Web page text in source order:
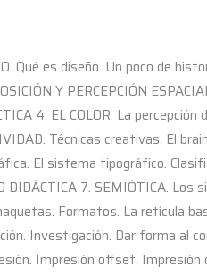
Qué es diseño. Un poco de
Y PERCEPCIÓN
4. EL COLOR. La
Técnicas creativas. El
El sistema tipográfico.
7. SEMIÓTICA. Los
Formatos. La retícula
Investigación. Dar forma al
Impresión offset. Impresión